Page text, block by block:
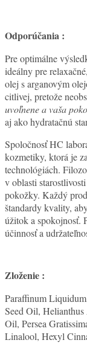
Odporúčania :
Pre optimálne
ideálny pre
olej s arganovým
citlivej, pretože
uvoľnene a vaša
aj ako hydratačnú
Spoločnosť HC
kozmetiky, ktorá je
technológiách.
v oblasti
pokožky. Každý
štandardy kvality,
úžitok a spokojnosť.
účinnosť a
Zloženie :
Paraffinum
Seed Oil,
Oil, Persea
Linalool, Hexyl